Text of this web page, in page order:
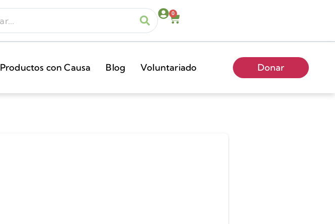
0
Productos con Causa Blog Voluntariado Donar